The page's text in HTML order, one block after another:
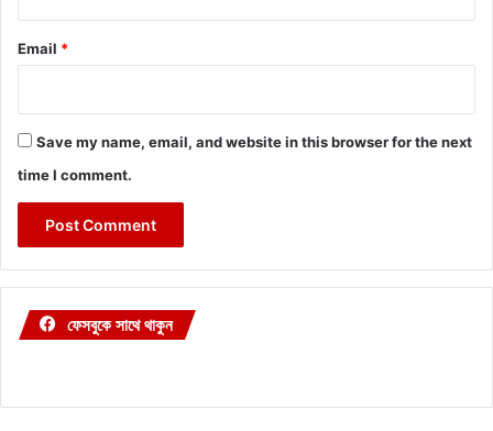
Email *
Save my name, email, and website in this browser for the next
time I comment.
ফেসবুকে সাথে থাকুন